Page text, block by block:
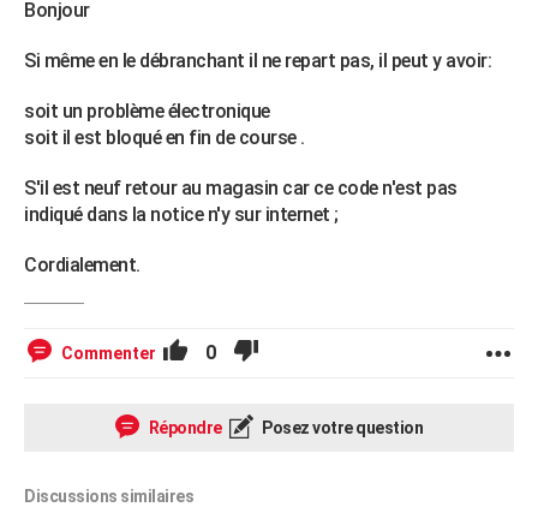
Bonjour
Si même en le débranchant il ne repart pas, il peut y avoir:
soit un problème électronique
soit il est bloqué en fin de course .
S'il est neuf retour au magasin car ce code n'est pas
indiqué dans la notice n'y sur internet ;
Cordialement.
Commenter 0
Répondre Posez votre question
Discussions similaires